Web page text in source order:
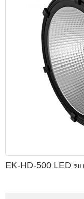
EK-HD-500 LED